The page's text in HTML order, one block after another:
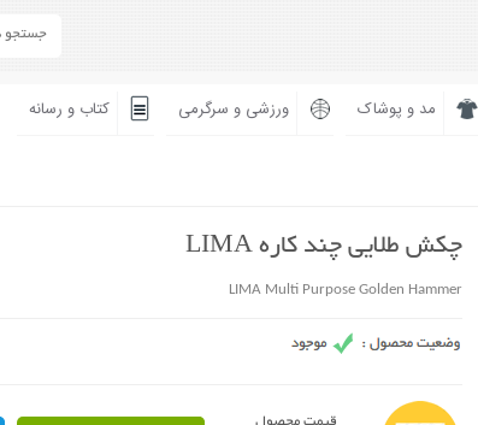
مد و پوشاک ورزشی و سرگرمی کتاب و رسانه
چکش طلایی چند کاره LIMA
LIMA Multi Purpose Golden Hammer